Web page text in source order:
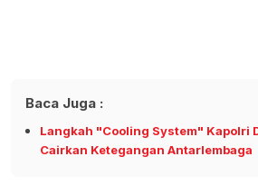
Baca Juga :
Langkah "Cooling System" Kapolri
Cairkan Ketegangan Antarlembaga